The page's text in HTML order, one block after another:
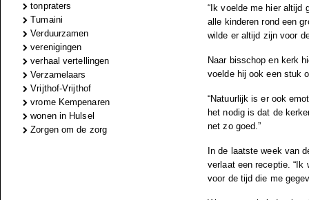
tonpraters
Tumaini
Verduurzamen
verenigingen
verhaal vertellingen
Verzamelaars
Vrijthof-Vrijthof
vrome Kempenaren
wonen in Hulsel
Zorgen om de zorg
“Ik voelde me hier altijd
alle kinderen rond een
wilde er altijd zijn voor
Naar bisschop en kerk
voelde hij ook een stuk
“Natuurlijk is er ook
het nodig is dat de
net zo goed.”
In de laatste week van
verlaat een receptie. “Ik
voor de tijd die me